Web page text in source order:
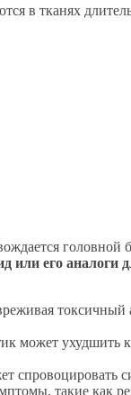
в тканях
или его аналоги
может ухудшить
такие как